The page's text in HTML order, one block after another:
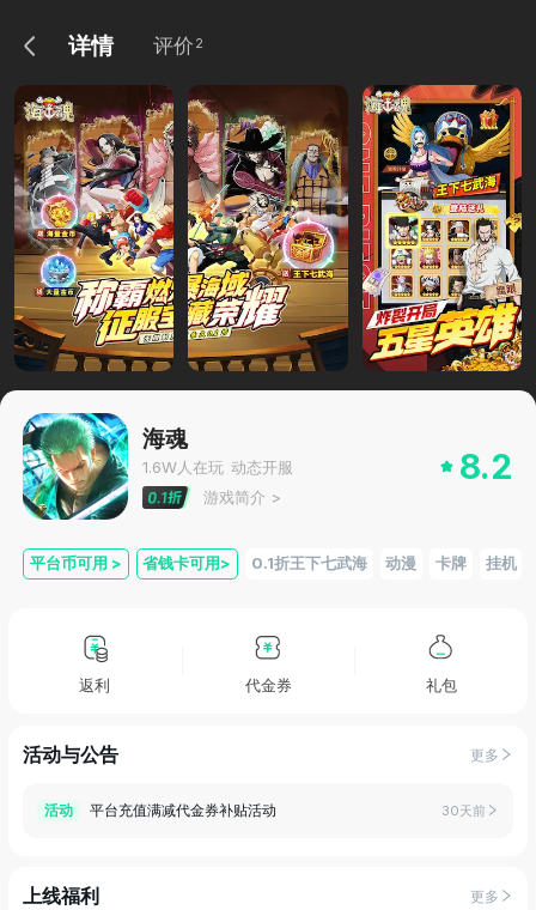
详情 评价 2
海魂
1.6W人在玩 动态开服
游戏简介 >
8.2
平台币可用 > 省钱卡可用> 0.1折王下七武海 动漫 卡牌 挂机
返利 代金券 礼包
活动与公告 更多
活动 平台充值满减代金券补贴活动 30天前
上线福利 更多